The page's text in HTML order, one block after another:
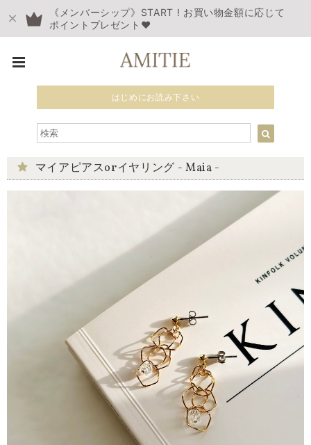
《メンバーシップ》START ! お買い物金額に応じて
ポイントプレゼント❤︎
はじめにお読み下さい
マイアピアスorイヤリング - Maia -